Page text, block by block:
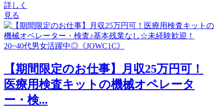
詳しく
見る
【期間限定のお仕事】月収25万円可！
医療用検査キットの機械オペレータ
ー・検...